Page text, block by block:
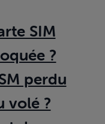
SIM
?
perdu
volé ?